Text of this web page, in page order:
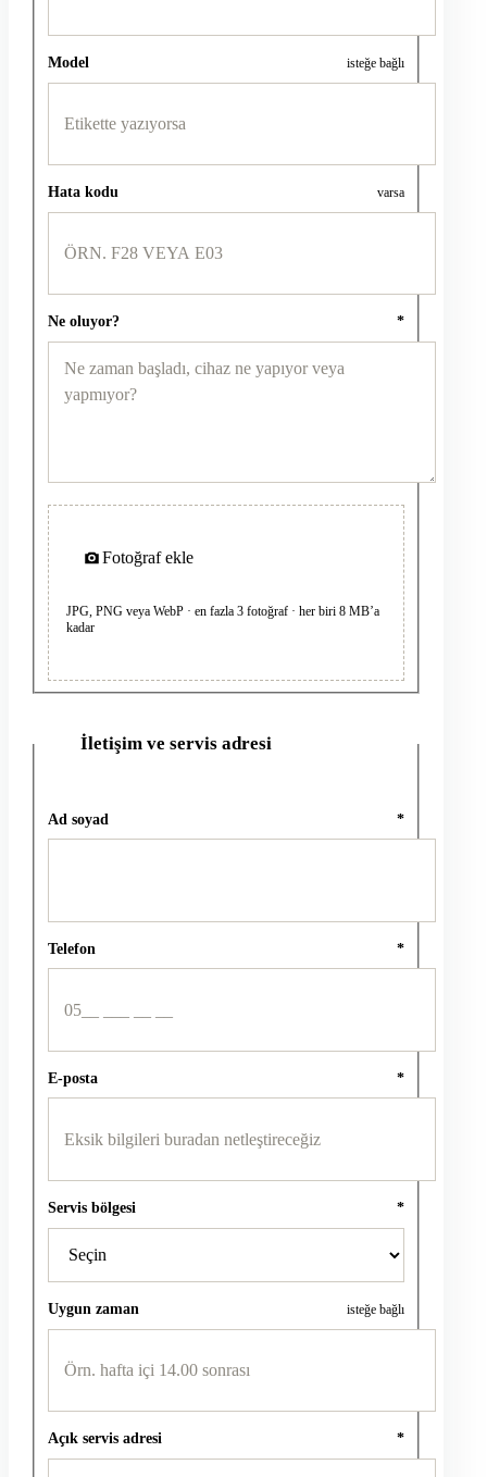
Model isteğe bağlı
Hata kodu varsa
Ne oluyor? *
Fotoğraf ekle
JPG, PNG veya WebP · en fazla 3 fotoğraf · her biri 8 MB’a
kadar
İletişim ve servis adresi
Ad soyad *
Telefon *
E-posta *
Servis bölgesi *
Uygun zaman isteğe bağlı
Açık servis adresi *